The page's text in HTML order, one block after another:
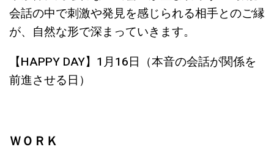
会話の中で刺激や発見を感じられる相手とのご縁
が、自然な形で深まっていきます。
【HAPPY DAY】1月16日（本音の会話が関係を
前進させる日）
ＷＯＲＫ